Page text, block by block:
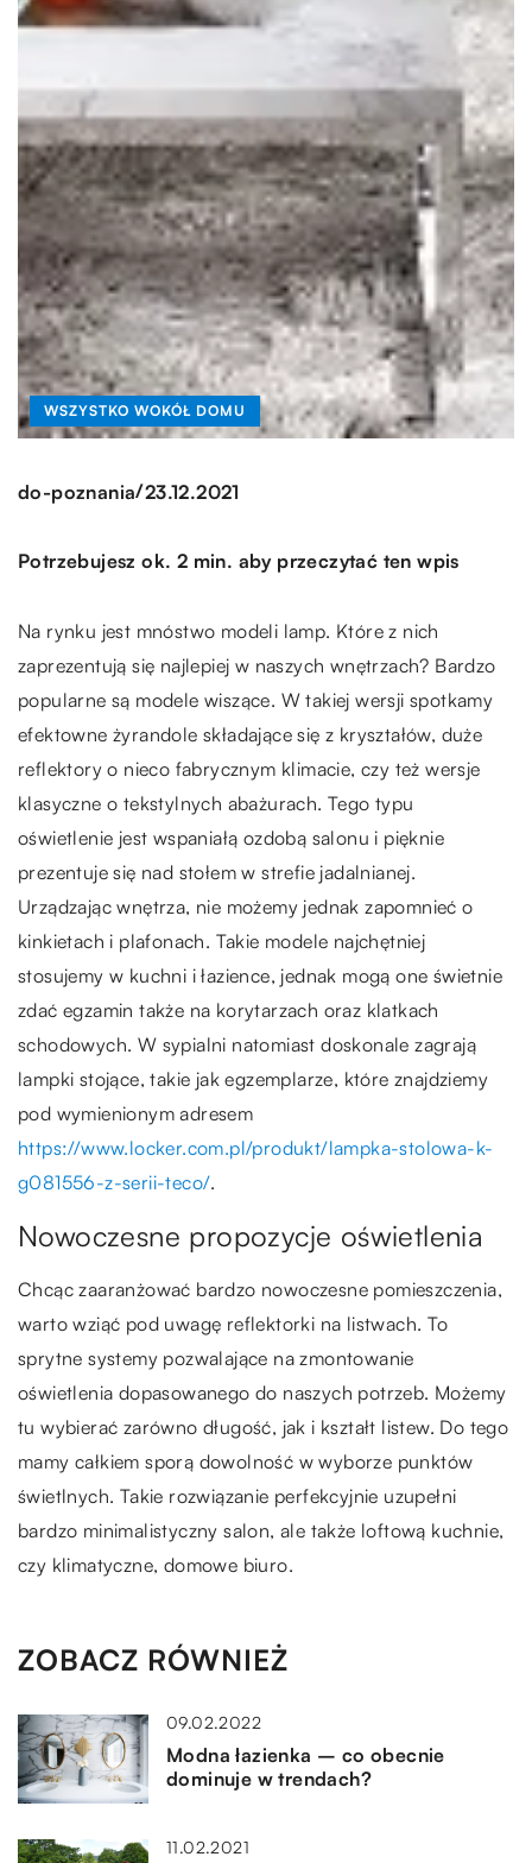
WSZYSTKO WOKÓŁ DOMU
do-poznania/23.12.2021
Potrzebujesz ok. 2 min. aby przeczytać ten wpis
Na rynku jest mnóstwo modeli lamp. Które z nich
zaprezentują się najlepiej w naszych wnętrzach? Bardzo
popularne są modele wiszące. W takiej wersji spotkamy
efektowne żyrandole składające się z kryształów, duże
reflektory o nieco fabrycznym klimacie, czy też wersje
klasyczne o tekstylnych abażurach. Tego typu
oświetlenie jest wspaniałą ozdobą salonu i pięknie
prezentuje się nad stołem w strefie jadalnianej.
Urządzając wnętrza, nie możemy jednak zapomnieć o
kinkietach i plafonach. Takie modele najchętniej
stosujemy w kuchni i łazience, jednak mogą one świetnie
zdać egzamin także na korytarzach oraz klatkach
schodowych. W sypialni natomiast doskonale zagrają
lampki stojące, takie jak egzemplarze, które znajdziemy
pod wymienionym adresem
https://www.locker.com.pl/produkt/lampka-stolowa-k-
g081556-z-serii-teco/.
Nowoczesne propozycje oświetlenia
Chcąc zaaranżować bardzo nowoczesne pomieszczenia,
warto wziąć pod uwagę reflektorki na listwach. To
sprytne systemy pozwalające na zmontowanie
oświetlenia dopasowanego do naszych potrzeb. Możemy
tu wybierać zarówno długość, jak i kształt listew. Do tego
mamy całkiem sporą dowolność w wyborze punktów
świetlnych. Takie rozwiązanie perfekcyjnie uzupełni
bardzo minimalistyczny salon, ale także loftową kuchnie,
czy klimatyczne, domowe biuro.
ZOBACZ RÓWNIEŻ
09.02.2022
Modna łazienka – co obecnie
dominuje w trendach?
11.02.2021